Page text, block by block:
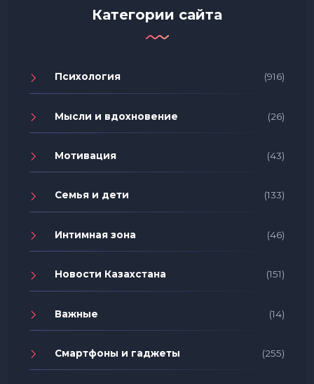
Категории сайта
Психология (916)
Мысли и вдохновение (26)
Мотивация (43)
Семья и дети (133)
Интимная зона (46)
Новости Казахстана (151)
Важные (14)
Смартфоны и гаджеты (255)